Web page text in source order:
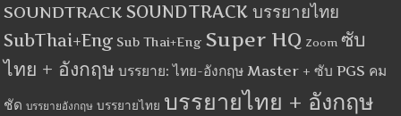
SOUNDTRACK SOUNDTRACK บรรยายไทย
SubThai+Eng Sub Thai+Eng Super HQ Zoom ซับ
ไทย + อังกฤษ บรรยาย: ไทย-อังกฤษ Master + ซับ PGS คม
ชัด บรรยายอังกฤษ บรรยายไทย บรรยายไทย + อังกฤษ